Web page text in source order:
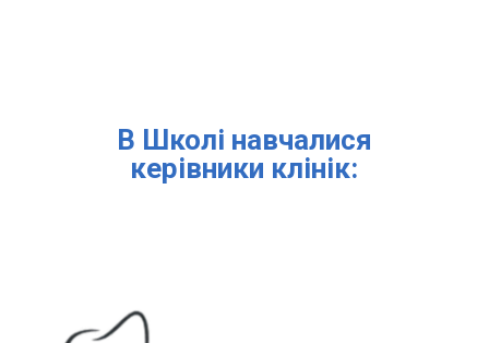
В Школі навчалися
керівники клінік: